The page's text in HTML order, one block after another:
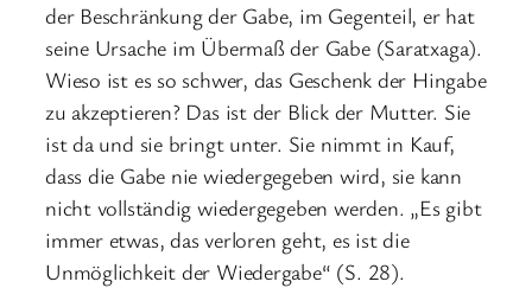
der Beschränkung der Gabe, im Gegenteil, er hat
seine Ursache im Übermaß der Gabe (Saratxaga).
Wieso ist es so schwer, das Geschenk der Hingabe
zu akzeptieren? Das ist der Blick der Mutter. Sie
ist da und sie bringt unter. Sie nimmt in Kauf,
dass die Gabe nie wiedergegeben wird, sie kann
nicht vollständig wiedergegeben werden. „Es gibt
immer etwas, das verloren geht, es ist die
Unmöglichkeit der Wiedergabe“ (S. 28).